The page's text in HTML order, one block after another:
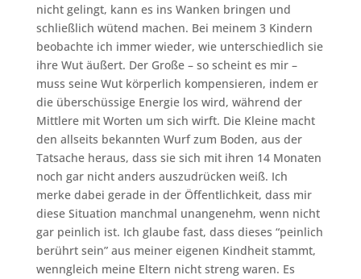
nicht gelingt, kann es ins Wanken bringen und
schließlich wütend machen. Bei meinem 3 Kindern
beobachte ich immer wieder, wie unterschiedlich sie
ihre Wut äußert. Der Große – so scheint es mir –
muss seine Wut körperlich kompensieren, indem er
die überschüssige Energie los wird, während der
Mittlere mit Worten um sich wirft. Die Kleine macht
den allseits bekannten Wurf zum Boden, aus der
Tatsache heraus, dass sie sich mit ihren 14 Monaten
noch gar nicht anders auszudrücken weiß. Ich
merke dabei gerade in der Öffentlichkeit, dass mir
diese Situation manchmal unangenehm, wenn nicht
gar peinlich ist. Ich glaube fast, dass dieses “peinlich
berührt sein” aus meiner eigenen Kindheit stammt,
wenngleich meine Eltern nicht streng waren. Es